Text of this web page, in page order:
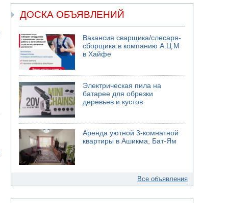
ДОСКА ОБЪЯВЛЕНИЙ
Вакансия сварщика/слесаря-
сборщика в компанию А.Ц.М
в Хайфе
Электрическая пила на
батарее для обрезки
деревьев и кустов
Аренда уютной 3-комнатной
квартиры в Ашикма, Бат-Ям
Все объявления